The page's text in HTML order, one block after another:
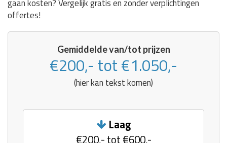
gaan kosten? Vergelijk gratis en zonder verplichtingen
offertes!
Gemiddelde van/tot prijzen
€200,- tot €1.050,-
(hier kan tekst komen)
Laag